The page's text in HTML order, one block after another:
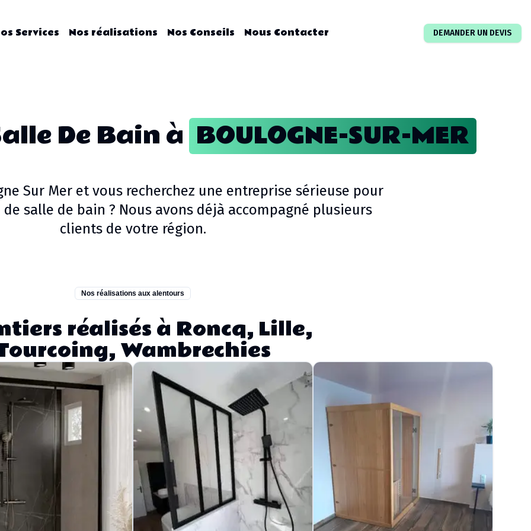
Services Nos réalisations Nos Conseils Nous Contacter DEMANDER UN DEVIS
De Bainà BOULOGNE-SUR-MER
Sur Meret vous recherchez une entreprise sérieuse pour
salle de bain ? Nous avons déjà accompagné plusieurs
clients de votre région.
Nos réalisations aux alentours
réalisés à Roncq, Lille,
Wambrechies